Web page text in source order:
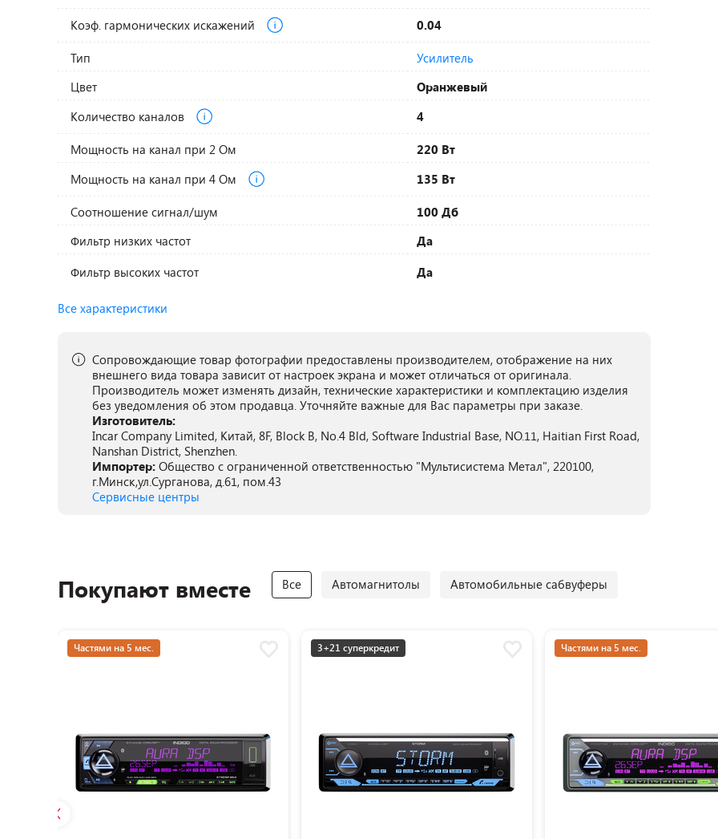
Коэф. гармонических искажений 0.04
Тип
Усилитель
Цвет
Оранжевый
Количество каналов
4
Мощность на канал при 2 Ом
220 Вт
Мощность на канал при 4 Ом
135 Вт
Соотношение сигнал/шум
100 Дб
Фильтр низких частот
Да
Фильтр высоких частот
Да
Все характеристики
Сопровождающие товар фотографии предоставлены производителем, отображение на них
внешнего вида товара зависит от настроек экрана и может отличаться от оригинала.
Производитель может изменять дизайн, технические характеристики и комплектацию изделия
без уведомления об этом продавца. Уточняйте важные для Вас параметры при заказе.
Изготовитель:
Incar Company Limited, Китай, 8F, Block B, No.4 Bld, Software Industrial Base, NO.11, Haitian First Road,
Nanshan District, Shenzhen.
Импортер: Общество с ограниченной ответственностью "Мультисистема Метал", 220100,
г.Минск,ул.Сурганова, д.61, пом.43
Сервисные центры
Покупают вместе Все Автомагнитолы Автомобильные сабвуферы
Частями на 5 мес. 3+21 суперкредит Частями на 5 мес.